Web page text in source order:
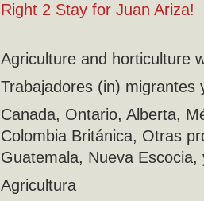
Right 2 Stay for Juan Ariza!
Agriculture and horticulture
Trabajadores (in) migrantes
Canada, Ontario, Alberta,
Colombia Británica, Otras
Guatemala, Nueva
Agricultura